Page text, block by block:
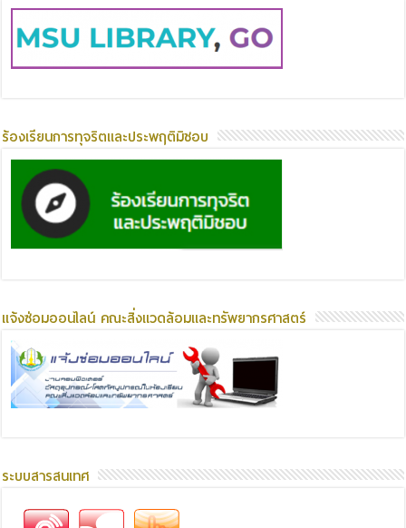
ร้องเรียนการทุจริตและประพฤติมิชอบ
แจ้งซ่อมออนไลน์ คณะสิ่งแวดล้อมและทรัพยากรศาสตร์
ระบบสารสนเทศ